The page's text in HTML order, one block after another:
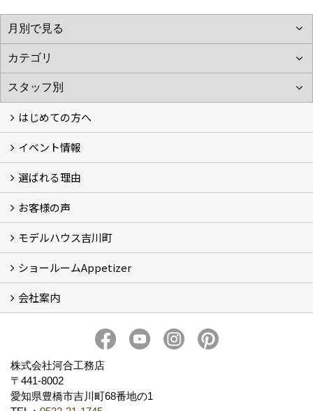
はじめての方へ
フォトギャラリー
性能について
自然素材のお家
オーナー様のおうち訪問
イベント情報
イベント情報
選ばれる理由
5つのやさしさ宣言
3つのプロ宣言
お家づくりスケジュール
お客様の声
お客様の声
モデルハウス吉川町
吉川町モデルハウス
ショールームAppetizer
Appetizer(ショールーム)
Appetizer(レンタルスペース)
会社案内
社長 河合智之の想い
求人情報 Recruit
株式会社河合工務店
〒441-8002
愛知県豊橋市吉川町68番地の1